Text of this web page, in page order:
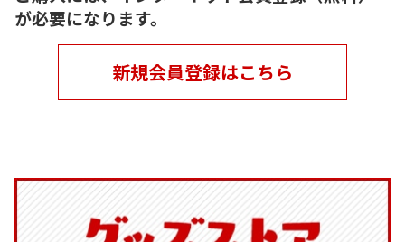
が必要になります。
新規会員登録はこちら